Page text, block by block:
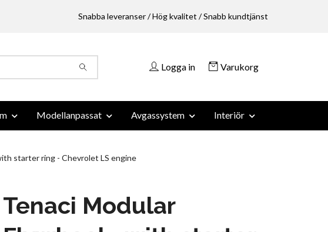
Snabba leveranser / Hög kvalitet / Snabb kundtjänst
Logga in Varukorg
Modellanpassat Avgassystem Interiör
starter ring - Chevrolet LS engine
Tenaci Modular